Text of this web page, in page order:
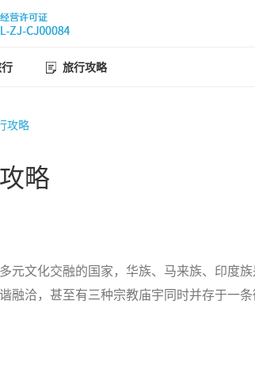
旅行攻略
攻略
略
元文化交融的国家，华族、马来族、印度
融洽，甚至有三种宗教庙宇同时并存于一